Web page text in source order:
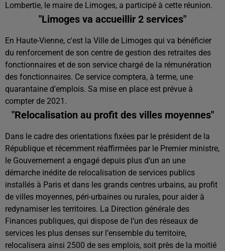
Lombertie, le maire de Limoges, a participé à cette réunion.
"Limoges va accueillir 2 services"
En Haute-Vienne, c'est la Ville de Limoges qui va bénéficier
du renforcement de son centre de gestion des retraites des
fonctionnaires et de son service chargé de la rémunération
des fonctionnaires. Ce service comptera, à terme, une
quarantaine d'emplois. Sa mise en place est prévue à
compter de 2021.
"Relocalisation au profit des villes moyennes"
Dans le cadre des orientations fixées par le président de la
République et récemment réaffirmées par le Premier ministre,
le Gouvernement a engagé depuis plus d’un an une
démarche inédite de relocalisation de services publics
installés à Paris et dans les grands centres urbains, au profit
de villes moyennes, péri-urbaines ou rurales, pour aider à
redynamiser les territoires. La Direction générale des
Finances publiques, qui dispose de l’un des réseaux de
services les plus denses sur l’ensemble du territoire,
relocalisera ainsi 2500 de ses emplois, soit près de la moitié